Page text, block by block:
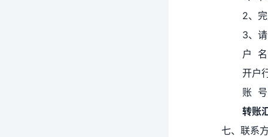
2、
3、
户 名
开户
账
转账
七、联系